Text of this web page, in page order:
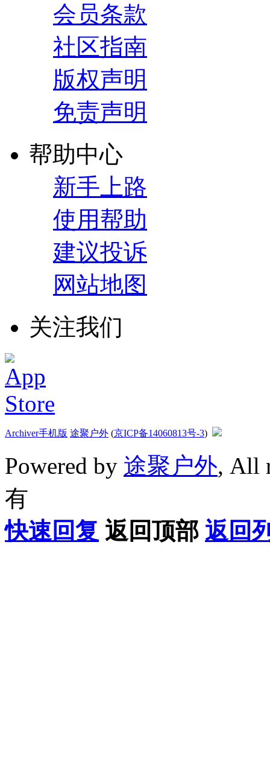
会员条款
社区指南
版权声明
免责声明
帮助中心
新手上路
使用帮助
建议投诉
网站地图
关注我们
Archiver手机版 途聚户外 (京ICP备14060813号-3)
Powered by 途聚户外, All
有
快速回复 返回顶部 返回